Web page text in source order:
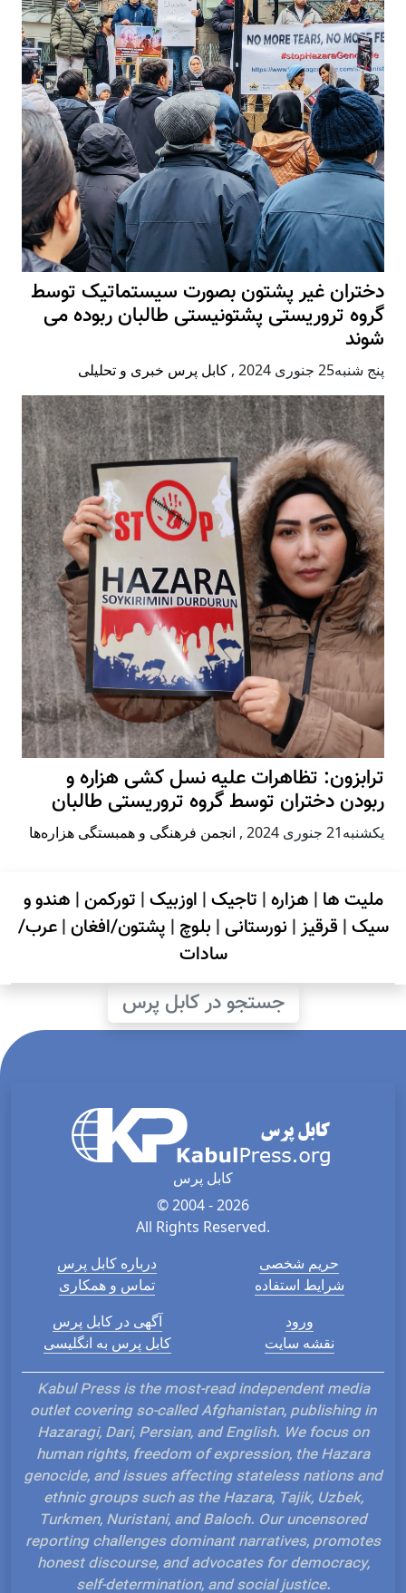
دختران غیر پشتون بصورت سیستماتیک توسط
گروه تروریستی پشتونیستی طالبان ربوده می
شوند
پنج شنبه25 جنوری 2024 , کابل پرس خبری و تحلیلی
ترابزون: تظاهرات علیه نسل کشی هزاره و
ربودن دختران توسط گروه تروریستی طالبان
يكشنبه21 جنوری 2024 , انجمن فرهنگی و همبستگی هزاره‌ها
ملیت ها | هزاره| تاجیک| اوزبیک| تورکمن| هندو و
سیک| قرقیز| نورستانی| بلوچ | پشتون/افغان|عرب/
سادات
جستجو در کابل پرس
کابل پرس
© 2004 - 2026
All Rights Reserved.
درباره کابل پرس
تماس و همکاری
حریم شخصی
شرایط استفاده
آگهی در کابل پرس
کابل پرس به انگلیسی
ورود
نقشه سایت
Kabul Press is the most-read independent media
outlet covering so-called Afghanistan, publishing in
Hazaragi, Dari, Persian, and English. We focus on
human rights, freedom of expression, the Hazara
genocide, and issues affecting stateless nations and
ethnic groups such as the Hazara, Tajik, Uzbek,
Turkmen, Nuristani, and Baloch. Our uncensored
reporting challenges dominant narratives, promotes
honest discourse, and advocates for democracy,
self-determination, and social justice.